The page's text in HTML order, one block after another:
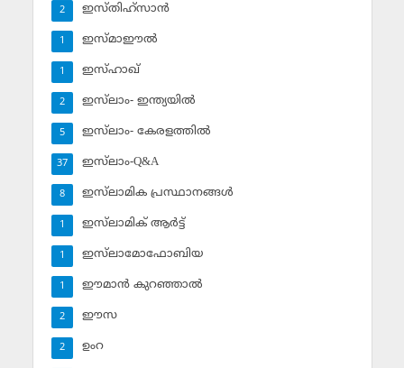
ഇസ്തിഹ്‌സാന്‍
2
ഇസ്മാഈല്‍
1
ഇസ്ഹാഖ്‌
1
ഇസ്‌ലാം- ഇന്ത്യയില്‍
2
ഇസ്‌ലാം- കേരളത്തില്‍
5
ഇസ്‌ലാം-Q&A
37
ഇസ്‌ലാമിക പ്രസ്ഥാനങ്ങള്‍
8
ഇസ്‌ലാമിക് ആര്‍ട്ട്
1
ഇസ്‌ലാമോഫോബിയ
1
ഈമാന്‍ കുറഞ്ഞാല്‍
1
ഈസ
2
ഉംറ
2